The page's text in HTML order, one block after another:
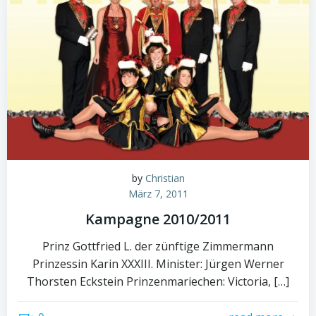
by Christian
März 7, 2011
Kampagne 2010/2011
Prinz Gottfried L. der zünftige Zimmermann
Prinzessin Karin XXXIII. Minister: Jürgen Werner
Thorsten Eckstein Prinzenmariechen: Victoria, […]